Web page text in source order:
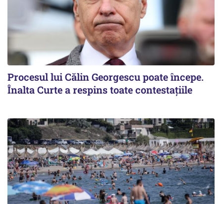
Procesul lui Călin Georgescu poate începe.
Înalta Curte a respins toate contestațiile